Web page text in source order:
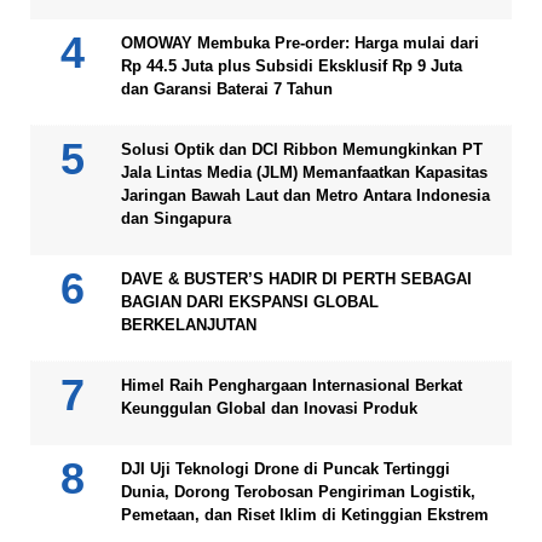
OMOWAY Membuka Pre-order: Harga mulai dari
Rp 44.5 Juta plus Subsidi Eksklusif Rp 9 Juta
dan Garansi Baterai 7 Tahun
Solusi Optik dan DCI Ribbon Memungkinkan PT
Jala Lintas Media (JLM) Memanfaatkan Kapasitas
Jaringan Bawah Laut dan Metro Antara Indonesia
dan Singapura
DAVE & BUSTER’S HADIR DI PERTH SEBAGAI
BAGIAN DARI EKSPANSI GLOBAL
BERKELANJUTAN
Himel Raih Penghargaan Internasional Berkat
Keunggulan Global dan Inovasi Produk
DJI Uji Teknologi Drone di Puncak Tertinggi
Dunia, Dorong Terobosan Pengiriman Logistik,
Pemetaan, dan Riset Iklim di Ketinggian Ekstrem